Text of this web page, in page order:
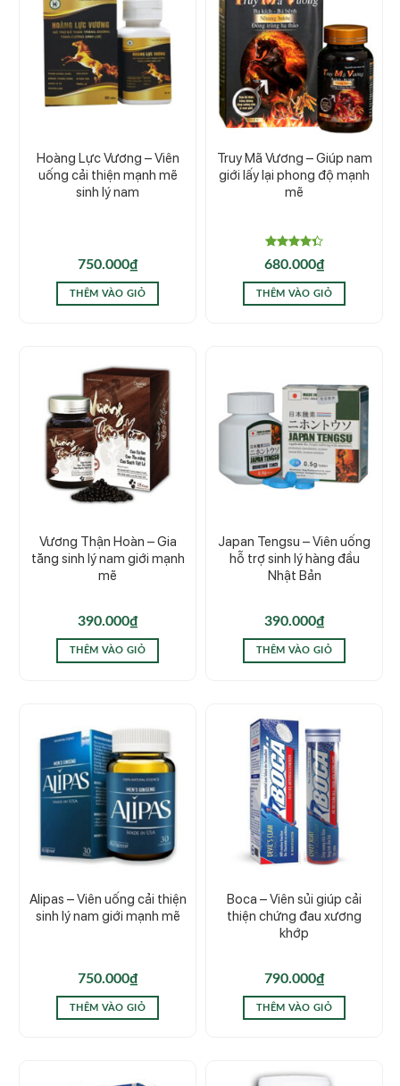
Hoàng Lực Vương – Viên
uống cải thiện mạnh mẽ
sinh lý nam
750.000₫
THÊM VÀO GIỎ
Truy Mã Vương – Giúp nam
giới lấy lại phong độ mạnh
mẽ
Được xếp
hạng
4.405
sao
680.000₫
THÊM VÀO GIỎ
Vương Thận Hoàn – Gia
tăng sinh lý nam giới mạnh
mẽ
390.000₫
THÊM VÀO GIỎ
Japan Tengsu – Viên uống
hỗ trợ sinh lý hàng đầu
Nhật Bản
390.000₫
THÊM VÀO GIỎ
Alipas – Viên uống cải thiện
sinh lý nam giới mạnh mẽ
750.000₫
THÊM VÀO GIỎ
Boca – Viên sủi giúp cải
thiện chứng đau xương
khớp
790.000₫
THÊM VÀO GIỎ